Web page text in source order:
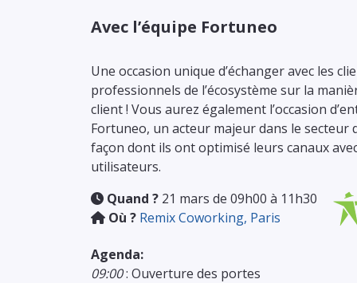
Avec l’équipe Fortuneo
Une occasion unique d’échanger avec les
professionnels de l’écosystème sur la
client ! Vous aurez également l’occasion
Fortuneo, un acteur majeur dans le secteur
façon dont ils ont optimisé leurs canaux
utilisateurs.
Quand ? 21 mars de 09h00 à 11h30
Où ? Remix Coworking, Paris
Agenda:
09:00: Ouverture des portes